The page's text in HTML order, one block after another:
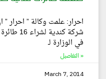
احرار: علمت وكالة ” احرار
شركة
في الوزارة لـ
التفاصيل »
March 7, 2014